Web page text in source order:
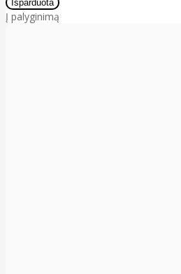
Į palyginimą